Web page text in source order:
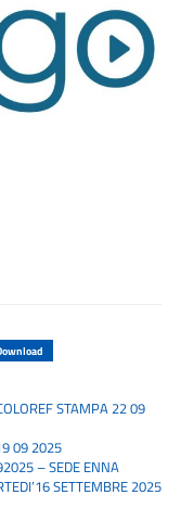
STAMPA 22 09
09 2025
– SEDE ENNA
SETTEMBRE 2025